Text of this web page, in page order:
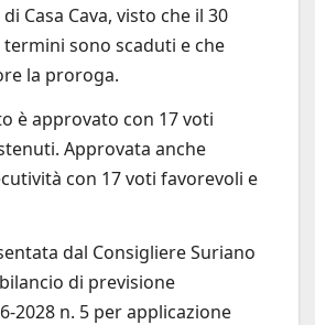
Casa Cava, visto che il 30
sono scaduti e che
la proroga.
è approvato con 17 voti
Approvata anche
con 17 voti favorevoli e
dal Consigliere Suriano
di previsione
2028 n. 5 per applicazione